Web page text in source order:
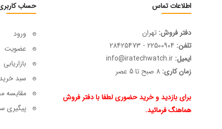
اطلاعات تماس
دفتر فروش: تهران
تلفن: 22500904 - 28425473
ایمیل: info@iratechwatch.ir
زمان کاری:8 صبح تا 5 عصر
برای بازدید و خرید حضوری لطفا با دفتر فروش
هماهنگ فرمائید.
حساب
ورود
عضویت
بازاریابی
سبد خرید
مقایسه
پیگیری